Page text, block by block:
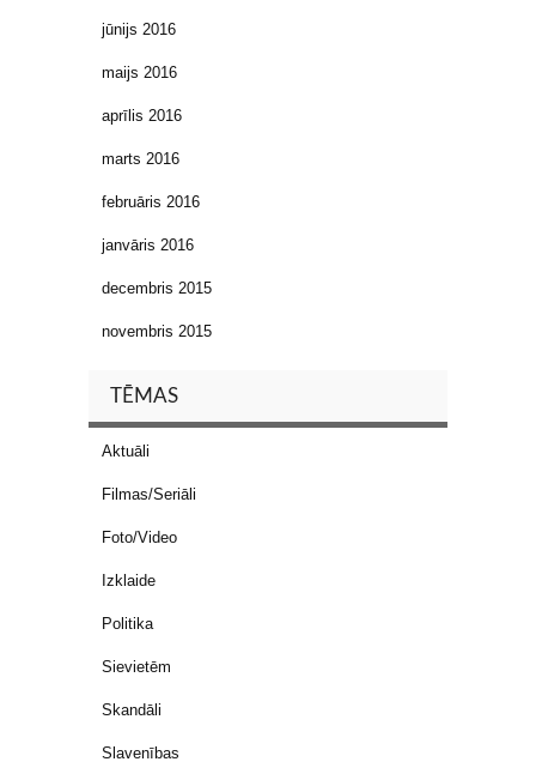
jūnijs 2016
maijs 2016
aprīlis 2016
marts 2016
februāris 2016
janvāris 2016
decembris 2015
novembris 2015
TĒMAS
Aktuāli
Filmas/Seriāli
Foto/Video
Izklaide
Politika
Sievietēm
Skandāli
Slavenības